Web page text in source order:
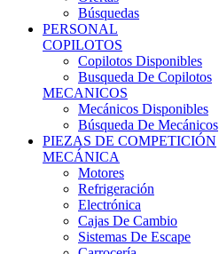
Búsquedas
PERSONAL
COPILOTOS
Copilotos Disponibles
Busqueda De Copilotos
MECANICOS
Mecánicos Disponibles
Búsqueda De Mecánicos
PIEZAS DE COMPETICIÓN
MECÁNICA
Motores
Refrigeración
Electrónica
Cajas De Cambio
Sistemas De Escape